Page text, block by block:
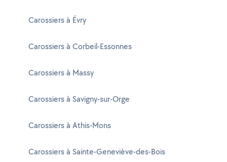
Carossiers à Évry
Carossiers à Corbeil-Essonnes
Carossiers à Massy
Carossiers à Savigny-sur-Orge
Carossiers à Athis-Mons
Carossiers à Sainte-Geneviève-des-Bois